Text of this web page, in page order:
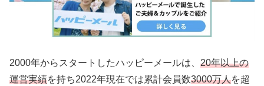
2000年からスタートしたハッピーメールは、 20年以上の
運営実績を持ち2022年現在では累計会員数3000万人を超